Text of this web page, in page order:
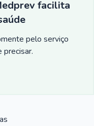
facilita
pelo serviço
precisar.